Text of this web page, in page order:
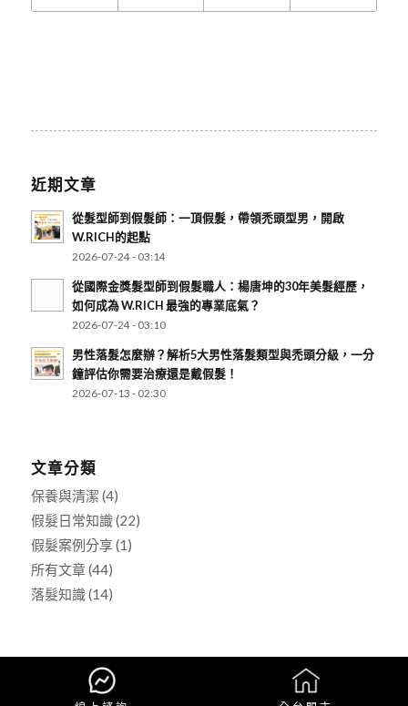
近期文章
從髮型師到假髮師：一頂假髮，帶領禿頭型男，開啟
W.RICH的起點
2026-07-24 - 03:14
從國際金獎髮型師到假髮職人：楊唐坤的30年美髮經歷，
如何成為 W.RICH 最強的專業底氣？
2026-07-24 - 03:10
男性落髮怎麼辦？解析5大男性落髮類型與禿頭分級，一分
鐘評估你需要治療還是戴假髮！
2026-07-13 - 02:30
文章分類
保養與清潔 (4)
假髮日常知識(22)
假髮案例分享(1)
所有文章(44)
落髮知識(14)
Copyright © 2025 W.RICH 假髮專科 All Rights Reserved. - made by